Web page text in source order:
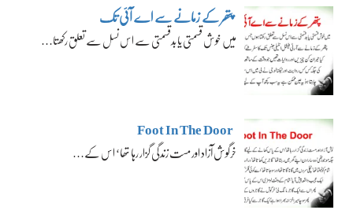
پتھر کے زمانے سے اے آئی تک
میں خوش قسمتی یا بدقسمتی سے اس نسل سے تعلق رکھتا…
Foot In The Door
خرگوش آزاد اور مست زندگی گزار رہا تھا‘ اس کے…